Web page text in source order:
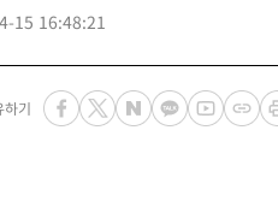
15 16:48:21
하기